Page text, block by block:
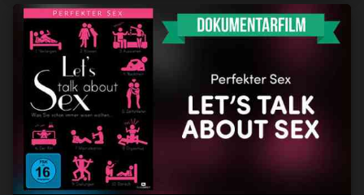
von oben" zeigt Flugaufnahmen pur, lange Einstellungen, wenige Schnitte, ohne
Sprecher. Nur Musik und die Erde mal aus einer anderen Perspektive.